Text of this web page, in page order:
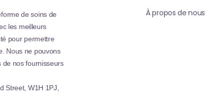
de soins de
les meilleurs
pour permettre
Nous ne pouvons
de nos fournisseurs
Street, W1H 1PJ,
À propos de nous